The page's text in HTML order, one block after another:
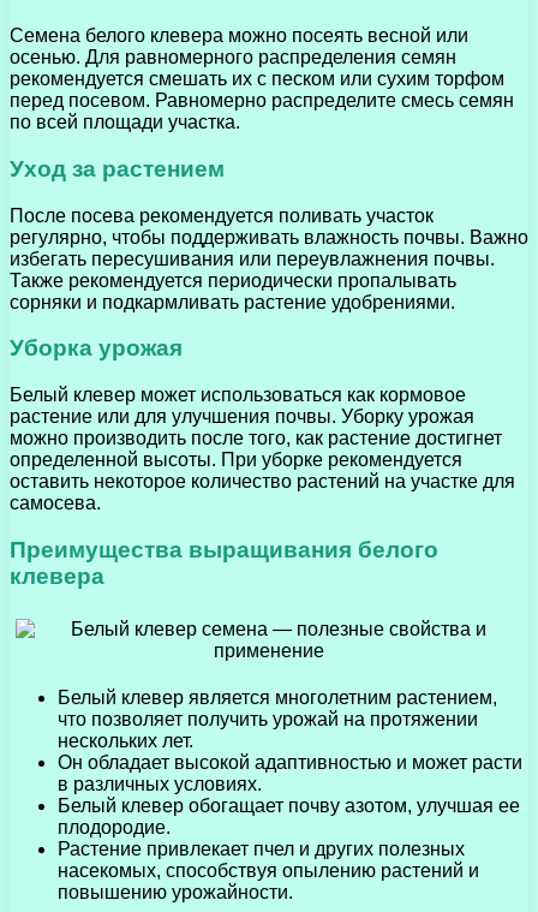
Семена белого клевера можно посеять весной или
осенью. Для равномерного распределения семян
рекомендуется смешать их с песком или сухим торфом
перед посевом. Равномерно распределите смесь семян
по всей площади участка.
Уход за растением
После посева рекомендуется поливать участок
регулярно, чтобы поддерживать влажность почвы. Важно
избегать пересушивания или переувлажнения почвы.
Также рекомендуется периодически пропалывать
сорняки и подкармливать растение удобрениями.
Уборка урожая
Белый клевер может использоваться как кормовое
растение или для улучшения почвы. Уборку урожая
можно производить после того, как растение достигнет
определенной высоты. При уборке рекомендуется
оставить некоторое количество растений на участке для
самосева.
Преимущества выращивания белого
клевера
Белый клевер является многолетним растением,
что позволяет получить урожай на протяжении
нескольких лет.
Он обладает высокой адаптивностью и может расти
в различных условиях.
Белый клевер обогащает почву азотом, улучшая ее
плодородие.
Растение привлекает пчел и других полезных
насекомых, способствуя опылению растений и
повышению урожайности.